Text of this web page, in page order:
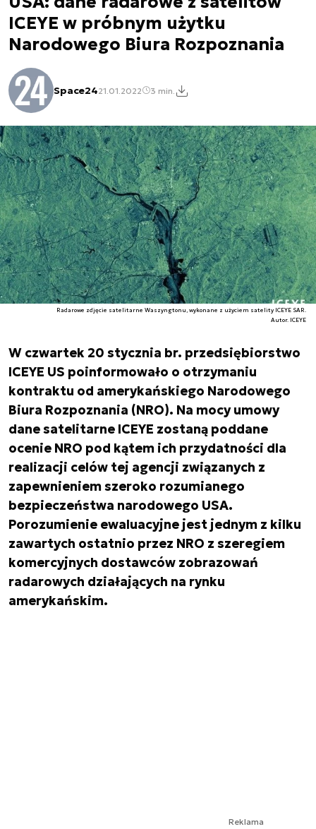
ICEYE w próbnym użytku
Narodowego Biura Rozpoznania
Space2421.01.2022 3 min.
Radarowe zdjęcie satelitarne Waszyngtonu, wykonane z użyciem satelity ICEYE SAR.
Autor. ICEYE
W czwartek 20 stycznia br. przedsiębiorstwo
ICEYE US poinformowało o otrzymaniu
kontraktu od amerykańskiego Narodowego
Biura Rozpoznania (NRO). Na mocy umowy
dane satelitarne ICEYE zostaną poddane
ocenie NRO pod kątem ich przydatności dla
realizacji celów tej agencji związanych z
zapewnieniem szeroko rozumianego
bezpieczeństwa narodowego USA.
Porozumienie ewaluacyjne jest jednym z kilku
zawartych ostatnio przez NRO z szeregiem
komercyjnych dostawców zobrazowań
radarowych działających na rynku
amerykańskim.
Reklama